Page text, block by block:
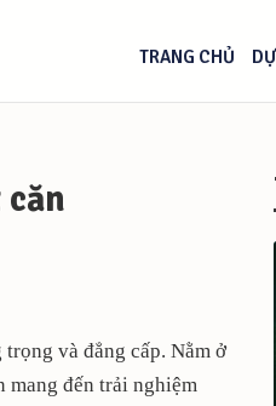
TRANG CHỦ
và đẳng cấp. Nằm ở
mang đến trải nghiệm